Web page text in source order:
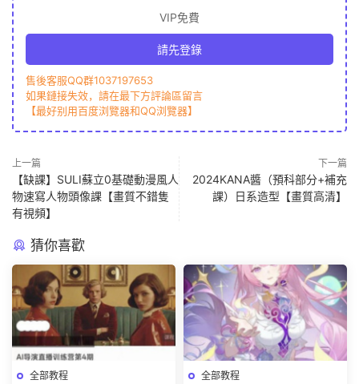
VIP免費
請先登錄
售後客服QQ群1037197653
如果鏈接失效，請在最下方評論區留言
【最好别用百度浏覽器和QQ浏覽器】
上一篇
【缺課】SULI蘇立0基礎動漫風人
物速寫人物頭像課【畫質不錯隻
有視頻】
下一篇
2024KANA醬（預科部分+補充
課）日系造型【畫質高清】
猜你喜歡
全部教程 全部教程